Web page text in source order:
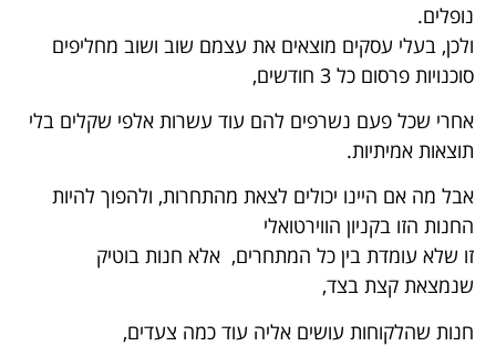
נופלים.
ולכן, בעלי עסקים מוצאים את עצמם שוב ושוב מחליפים
סוכנויות פרסום כל 3 חודשים,
אחרי שכל פעם נשרפים להם עוד עשרות אלפי שקלים בלי
תוצאות אמיתיות.
אבל מה אם היינו יכולים לצאת מהתחרות, ולהפוך להיות
החנות הזו בקניון הווירטואלי
זו שלא עומדת בין כל המתחרים, אלא חנות בוטיק
שנמצאת קצת בצד,
חנות שהלקוחות עושים אליה עוד כמה צעדים,